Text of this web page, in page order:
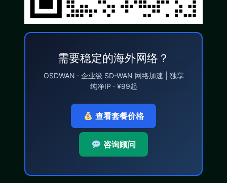
需要稳定的海外网络？
OSDWAN · 企业级 SD-WAN 网络加速 | 独享
纯净IP · ¥99起
查看套餐价格
咨询顾问